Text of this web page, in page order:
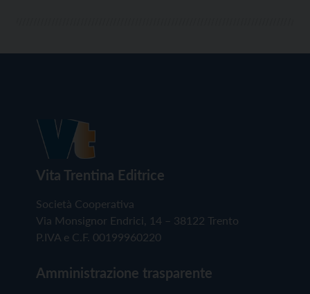
Vita Trentina Editrice
Società Cooperativa
Via Monsignor Endrici, 14 – 38122 Trento
P.IVA e C.F. 00199960220
Amministrazione trasparente